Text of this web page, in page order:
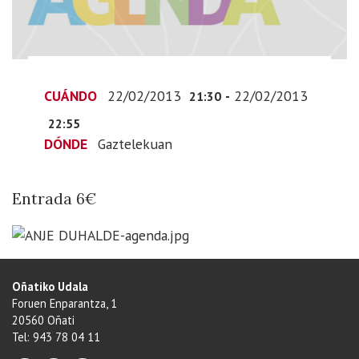
22T23:55:00+01:00
CUÁNDO 22/02/2013 21:30 - 22/02/2013
22:55
DÓNDE Gaztelekuan
Entrada 6€
Oñatiko Udala
Foruen Enparantza, 1
20560 Oñati
Tel: 943 78 04 11